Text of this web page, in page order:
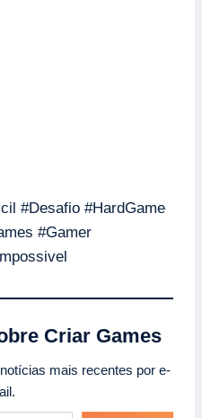
#Desafio #HardGame
#Gamer
Criar Games
mais recentes por e-